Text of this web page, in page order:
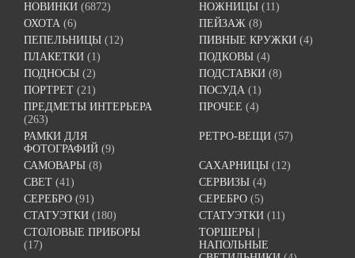
НОВИНКИ (6872) НОЖНИЦЫ (11)
ОХОТА (6) ПЕЙЗАЖ (8)
ПЕПЕЛЬНИЦЫ (12) ПИВНЫЕ КРУЖКИ (4)
ПЛАКЕТКИ (1) ПОДКОВЫ (4)
ПОДНОСЫ (2) ПОДСТАВКИ (8)
ПОРТРЕТ (21) ПОСУДА (1)
ПРЕДМЕТЫ ИНТЕРЬЕРА
(263)
ПРОЧЕЕ (4)
РАМКИ ДЛЯ
ФОТОГРАФИЙ (9)
РЕТРО-ВЕЩИ (57)
САМОВАРЫ (8) САХАРНИЦЫ (12)
СВЕТ (41) СЕРВИЗЫ (4)
СЕРЕБРО (91) СЕРЕБРО (5)
СТАТУЭТКИ (180) СТАТУЭТКИ (11)
СТОЛОВЫЕ ПРИБОРЫ
(17)
ТОРШЕРЫ |
НАПОЛЬНЫЕ